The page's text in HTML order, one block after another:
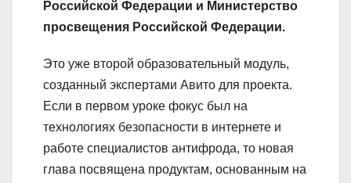
Российской Федерации и Министерство
просвещения Российской Федерации.
Это уже второй образовательный модуль,
созданный экспертами Авито для проекта.
Если в первом уроке фокус был на
технологиях безопасности в интернете и
работе специалистов антифрода, то новая
глава посвящена продуктам, основанным на